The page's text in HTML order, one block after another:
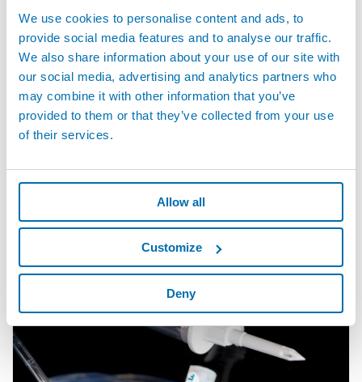
We use cookies to personalise content and ads, to
provide social media features and to analyse our traffic.
We also share information about your use of our site with
our social media, advertising and analytics partners who
may combine it with other information that you’ve
provided to them or that they’ve collected from your use
of their services.
Allow all
Customize
Deny
• 자동차 산업X 유리
마르포스는 자동차 유리 측정 및 관리를 위한 측정 부품과 전용 솔루
션을 모두 제공합니다. 비접촉식 센서를 비롯하여 낮은 측정압, 디스